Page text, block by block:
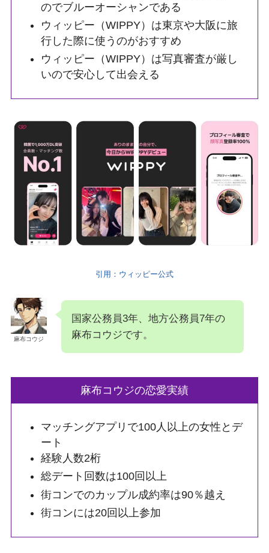
のでブルーオーシャンである
ウィッピー（WIPPY）は東京や大阪に旅
行した際に使うのがおすすめ
ウィッピー（WIPPY）は写真審査が厳し
いので安心して出会える
引用：ウィッピー公式
麻布コウジ
国家公務員3年、地方公務員7年の
麻布コウジです。
麻布コウジの恋愛実績
マッチングアプリで100人以上の女性とデ
ート
経験人数2桁
総デート回数は100回以上
街コンでのカップル成約率は90％越え
街コンには20回以上参加